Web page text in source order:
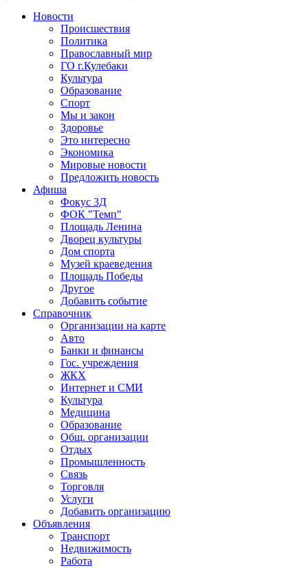
Новости
Происшествия
Политика
Православный мир
ГО г.Кулебаки
Культура
Образование
Спорт
Мы и закон
Здоровье
Это интересно
Экономика
Мировые новости
Предложить новость
Афиша
Фокус 3Д
ФОК "Темп"
Площадь Ленина
Дворец культуры
Дом спорта
Музей краеведения
Площадь Победы
Другое
Добавить событие
Справочник
Организации на карте
Авто
Банки и финансы
Гос. учреждения
ЖКХ
Интернет и СМИ
Культура
Медицина
Образование
Общ. организации
Отдых
Промышленность
Связь
Торговля
Услуги
Добавить организацию
Объявления
Транспорт
Недвижимость
Работа